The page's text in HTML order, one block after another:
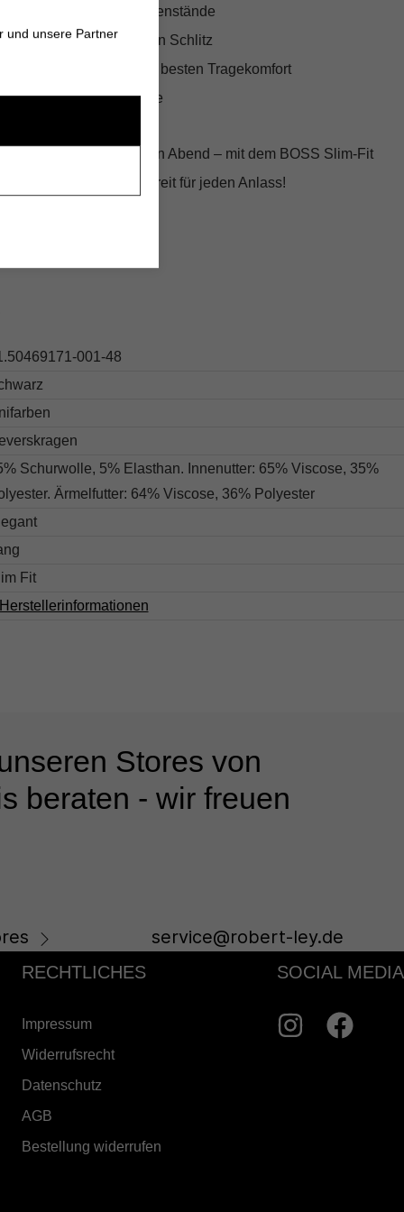
für Alltagsgegenstände
durch seitlichen Schlitz
für besten Tragekomfort
und besondere Anlässe
oder den eleganten Abend – mit dem BOSS Slim-Fit
gekleidet und bereit für jeden Anlass!
001-48
Schurwolle, 5% Elasthan. Innenutter: 65% Viscose, 35%
Ärmelfutter: 64% Viscose, 36% Polyester
Fit
Herstellerinformationen
Stores von
beraten - wir freuen
service@robert-ley.de
RECHTLICHES
Impressum
Widerrufsrecht
Datenschutz
AGB
Bestellung widerrufen
SOCIAL MEDIA
und unsere Partner